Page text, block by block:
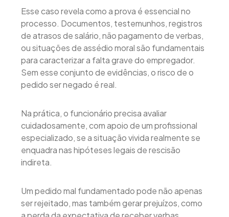
Esse caso revela como a prova é essencial no
processo. Documentos, testemunhos, registros
de atrasos de salário, não pagamento de verbas,
ou situações de assédio moral são fundamentais
para caracterizar a falta grave do empregador.
Sem esse conjunto de evidências, o risco de o
pedido ser negado é real.
Na prática, o funcionário precisa avaliar
cuidadosamente, com apoio de um profissional
especializado, se a situação vivida realmente se
enquadra nas hipóteses legais de rescisão
indireta.
Um pedido mal fundamentado pode não apenas
ser rejeitado, mas também gerar prejuízos, como